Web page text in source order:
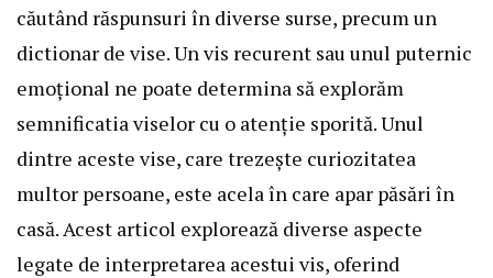
căutând răspunsuri în diverse surse, precum un
dictionar de vise. Un vis recurent sau unul puternic
emoțional ne poate determina să explorăm
semnificatia viselor cu o atenție sporită. Unul
dintre aceste vise, care trezește curiozitatea
multor persoane, este acela în care apar păsări în
casă. Acest articol explorează diverse aspecte
legate de interpretarea acestui vis, oferind